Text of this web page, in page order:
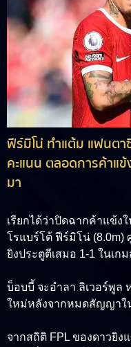
ฟีร์มิโน่ ทำแต้ม แฟนตา
คะแนน ตลอดการค้าแ
มา
เรียกได้ว่าปิดฉากค้าแข้ง
โรแบร์โต้ ฟีร์มิโน่ (8.0m)
ยิงประตูตีเสมอ 1-1 ในเ
บ็อบบี้ จะอำลา ลิเวอร์พูล
ใหม่หลังจากหมดสัญญาใ
จากสถิติ FPL ของดาวยิ